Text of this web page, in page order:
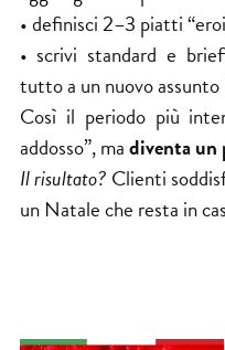
• definisci 2–3 piatti
• scrivi standard e
tutto a un nuovo
Così il periodo più
addosso”, madiventa un
Il risultato? Clienti
un Natale che resta in